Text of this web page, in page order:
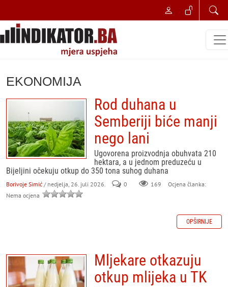
EKONOMIJA
Rod duhana u
Semberiji biće manji
nego lani
Ugovorena proizvodnja obuhvata 210
hektara, a u jednom preduzeću u
Bijeljini očekuju otkup do 350 tona suhog duhana
Borivoje Simić / nedjelja, 26. juli 2026. 0 169
Ocjena članka:
Nema ocjena
OPŠIRNIJE
Mljekare otkazuju
otkup mlijeka u TK